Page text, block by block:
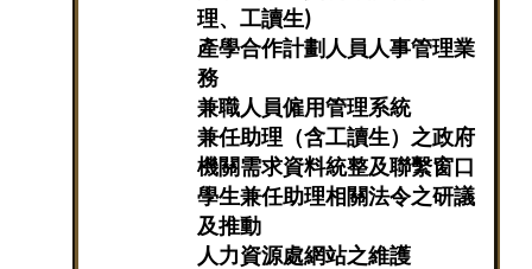
理、工讀生)
產學合作計劃人員人事管理業
務
兼職人員僱用管理系統
兼任助理（含工讀生）之政府
機關需求資料統整及聯繫窗口
學生兼任助理相關法令之研議
及推動
人力資源處網站之維護